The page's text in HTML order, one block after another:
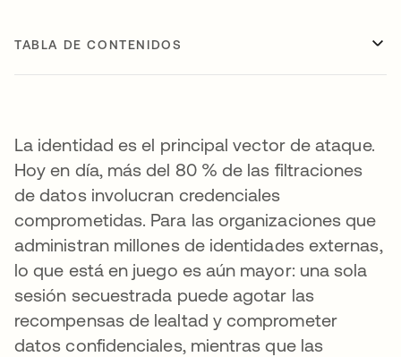
TABLA DE CONTENIDOS
La identidad es el principal vector de ataque.
Hoy en día, más del 80 % de las filtraciones
de datos involucran credenciales
comprometidas. Para las organizaciones que
administran millones de identidades externas,
lo que está en juego es aún mayor: una sola
sesión secuestrada puede agotar las
recompensas de lealtad y comprometer
datos confidenciales, mientras que las